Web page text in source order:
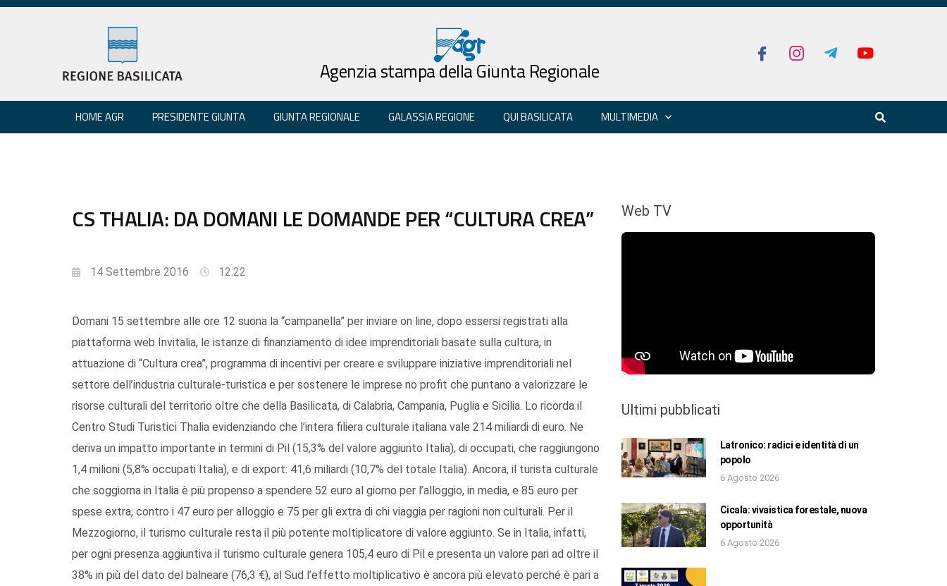
Agenzia stampa della Giunta Regionale
HOME AGR PRESIDENTE GIUNTA GIUNTA REGIONALE GALASSIA REGIONE QUI BASILICATA MULTIMEDIA
CS THALIA: DA DOMANI LE DOMANDE PER “CULTURA CREA”
14 Settembre 2016 12:22
Domani 15 settembre alle ore 12 suona la “campanella” per inviare on line, dopo essersi registrati alla
piattaforma web Invitalia, le istanze di finanziamento di idee imprenditoriali basate sulla cultura, in
attuazione di “Cultura crea”, programma di incentivi per creare e sviluppare iniziative imprenditoriali nel
settore dell’industria culturale-turistica e per sostenere le imprese no profit che puntano a valorizzare le
risorse culturali del territorio oltre che della Basilicata, di Calabria, Campania, Puglia e Sicilia. Lo ricorda il
Centro Studi Turistici Thalia evidenziando che l’intera filiera culturale italiana vale 214 miliardi di euro. Ne
deriva un impatto importante in termini di Pil (15,3% del valore aggiunto Italia), di occupati, che raggiungono
1,4 milioni (5,8% occupati Italia), e di export: 41,6 miliardi (10,7% del totale Italia). Ancora, il turista culturale
che soggiorna in Italia è più propenso a spendere 52 euro al giorno per l’alloggio, in media, e 85 euro per
spese extra, contro i 47 euro per alloggio e 75 per gli extra di chi viaggia per ragioni non culturali. Per il
Mezzogiorno, il turismo culturale resta il più potente moltiplicatore di valore aggiunto. Se in Italia, infatti,
per ogni presenza aggiuntiva il turismo culturale genera 105,4 euro di Pil e presenta un valore pari ad oltre il
38% in più del dato del balneare (76,3 €), al Sud l’effetto moltiplicativo è ancora più elevato perché è pari a
Web TV
Ultimi pubblicati
Latronico: radici e identità di un
popolo
6 Agosto 2026
Cicala: vivaistica forestale, nuova
opportunità
6 Agosto 2026